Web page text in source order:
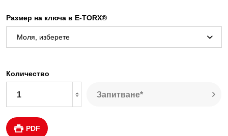
Размер на ключа в E-TORX®
Количество
Запитване*
PDF